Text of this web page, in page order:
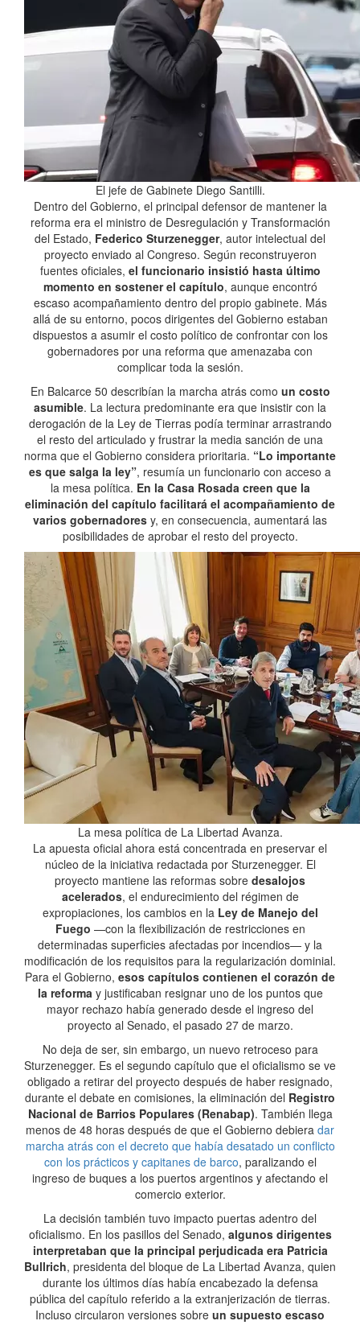
El jefe de Gabinete Diego Santilli.
Dentro del Gobierno, el principal defensor de mantener la
reforma era el ministro de Desregulación y Transformación
del Estado, Federico Sturzenegger, autor intelectual del
proyecto enviado al Congreso. Según reconstruyeron
fuentes oficiales, el funcionario insistió hasta último
momento en sostener el capítulo, aunque encontró
escaso acompañamiento dentro del propio gabinete. Más
allá de su entorno, pocos dirigentes del Gobierno estaban
dispuestos a asumir el costo político de confrontar con los
gobernadores por una reforma que amenazaba con
complicar toda la sesión.
En Balcarce 50 describían la marcha atrás como un costo
asumible. La lectura predominante era que insistir con la
derogación de la Ley de Tierras podía terminar arrastrando
el resto del articulado y frustrar la media sanción de una
norma que el Gobierno considera prioritaria. “Lo importante
es que salga la ley”, resumía un funcionario con acceso a
la mesa política. En la Casa Rosada creen que la
eliminación del capítulo facilitará el acompañamiento de
varios gobernadores y, en consecuencia, aumentará las
posibilidades de aprobar el resto del proyecto.
La mesa política de La Libertad Avanza.
La apuesta oficial ahora está concentrada en preservar el
núcleo de la iniciativa redactada por Sturzenegger. El
proyecto mantiene las reformas sobre desalojos
acelerados, el endurecimiento del régimen de
expropiaciones, los cambios en laLey de Manejo del
Fuego —con la flexibilización de restricciones en
determinadas superficies afectadas por incendios— y la
modificación de los requisitos para la regularización dominial.
Para el Gobierno, esos capítulos contienen el corazón de
la reforma y justificaban resignar uno de los puntos que
mayor rechazo había generado desde el ingreso del
proyecto al Senado, el pasado 27 de marzo.
No deja de ser, sin embargo, un nuevo retroceso para
Sturzenegger. Es el segundo capítulo que el oficialismo se ve
obligado a retirar del proyecto después de haber resignado,
durante el debate en comisiones, la eliminación del Registro
Nacional de Barrios Populares (Renabap). También llega
menos de 48 horas después de que el Gobierno debiera dar
marcha atrás con el decreto que había desatado un conflicto
con los prácticos y capitanes de barco, paralizando el
ingreso de buques a los puertos argentinos y afectando el
comercio exterior.
La decisión también tuvo impacto puertas adentro del
oficialismo. En los pasillos del Senado, algunos dirigentes
interpretaban que la principal perjudicada era Patricia
Bullrich, presidenta del bloque de La Libertad Avanza, quien
durante los últimos días había encabezado la defensa
pública del capítulo referido a la extranjerización de tierras.
Incluso circularon versiones sobre un supuesto escaso